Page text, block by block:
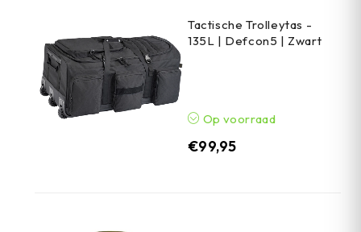
Tactische Trolleytas -
135L | Defcon5 | Zwart
Op voorraad
€99,95